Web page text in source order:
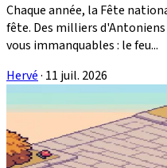
Chaque année, la Fête
fête. Des milliers
vous immanquables : le feu...
Hervé· 11 juil. 2026